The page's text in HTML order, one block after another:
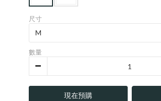
尺寸
數量
現在預購